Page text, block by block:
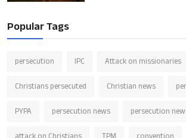
Popular Tags
persecution IPC Attack on missionaries
Christians persecuted Christian news
PYPA persecution news persecution